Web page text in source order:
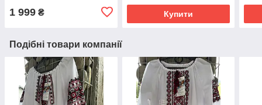
1 999 ₴ Купити
Подібні товари компанії